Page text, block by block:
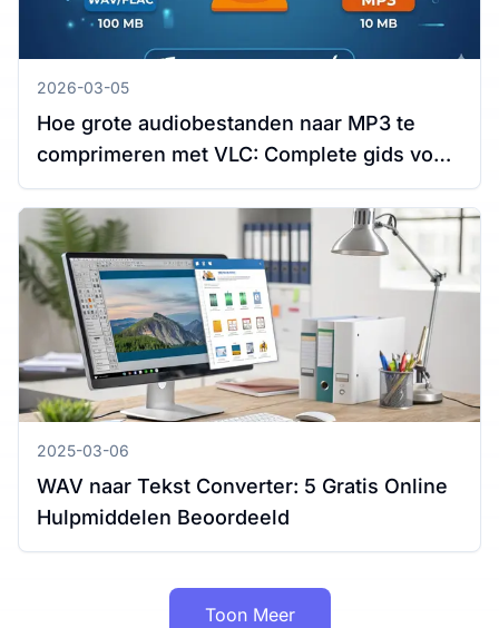
2026-03-05
Hoe grote audiobestanden naar MP3 te
comprimeren met VLC: Complete gids voor
Windows en Mac
2025-03-06
WAV naar Tekst Converter: 5 Gratis Online
Hulpmiddelen Beoordeeld
Toon Meer